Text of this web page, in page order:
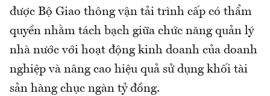
được Bộ Giao thông vận tải trình cấp có thẩm
quyền nhằm tách bạch giữa chức năng quản lý
nhà nước với hoạt động kinh doanh của doanh
nghiệp và nâng cao hiệu quả sử dụng khối tài
sản hàng chục ngàn tỷ đồng.